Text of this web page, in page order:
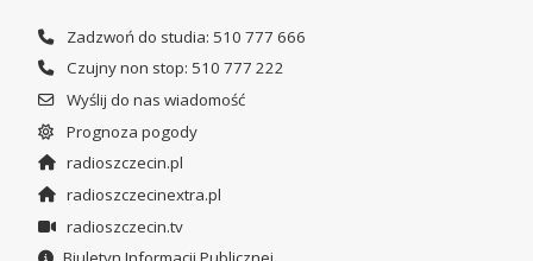
Zadzwoń do studia: 510 777 666
Czujny non stop: 510 777 222
Wyślij do nas wiadomość
Prognoza pogody
radioszczecin.pl
radioszczecinextra.pl
radioszczecin.tv